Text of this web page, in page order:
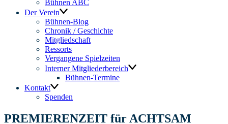
Bühnen ABC
Der Verein
Bühnen-Blog
Chronik / Geschichte
Mitgliedschaft
Ressorts
Vergangene Spielzeiten
Interner Mitgliederbereich
Bühnen-Termine
Kontakt
Spenden
PREMIERENZEIT für ACHTSAM